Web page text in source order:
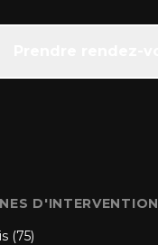
D'INTERVENTION
(75)